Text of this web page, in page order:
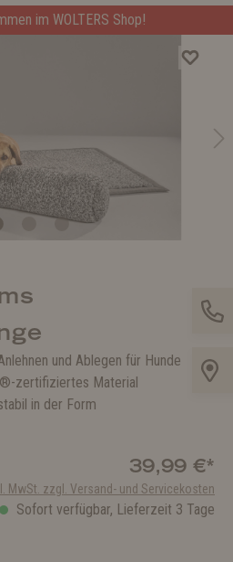
im WOLTERS Shop!
und Ablegen für Hunde
zertifiziertes Material
in der Form
39,99 €*
MwSt. zzgl. Versand- und Servicekosten
Sofort verfügbar, Lieferzeit 3 Tage